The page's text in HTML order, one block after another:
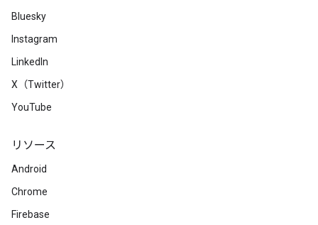
Bluesky
Instagram
LinkedIn
X（Twitter）
YouTube
リソース
Android
Chrome
Firebase